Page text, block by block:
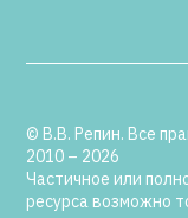
© В.В. Репин. Все
2010 – 2026
Частичное или
ресурса возможно